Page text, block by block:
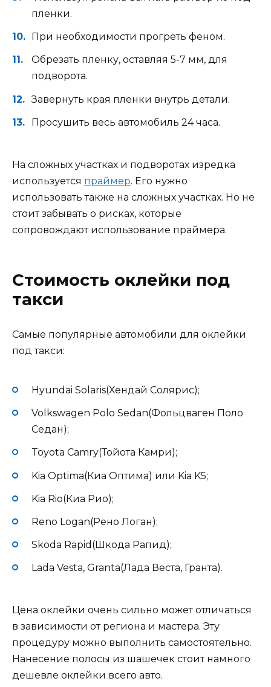
пленки.
При необходимости прогреть феном.
Обрезать пленку, оставляя 5-7 мм, для
подворота.
Завернуть края пленки внутрь детали.
Просушить весь автомобиль 24 часа.
На сложных участках и подворотах изредка
используется праймер. Его нужно
использовать также на сложных участках. Но не
стоит забывать о рисках, которые
сопровождают использование праймера.
Стоимость оклейки под
такси
Самые популярные автомобили для оклейки
под такси:
Hyundai Solaris(Хендай Солярис);
Volkswagen Polo Sedan(Фольцваген Поло
Седан);
Toyota Camry(Тойота Камри);
Kia Optima(Киа Оптима) или Kia K5;
Kia Rio(Киа Рио);
Reno Logan(Рено Логан);
Skoda Rapid(Шкода Рапид);
Lada Vesta, Granta(Лада Веста, Гранта).
Цена оклейки очень сильно может отличаться
в зависимости от региона и мастера. Эту
процедуру можно выполнить самостоятельно.
Нанесение полосы из шашечек стоит намного
дешевле оклейки всего авто.